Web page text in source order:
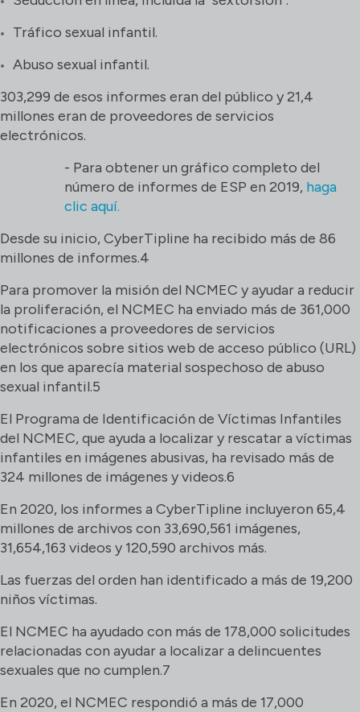
Tráfico sexual infantil.
Abuso sexual infantil.
303,299 de esos informes eran del público y 21,4
millones eran de proveedores de servicios
electrónicos.
- Para obtener un gráfico completo del
número de informes de ESP en 2019, haga
clic aquí.
Desde su inicio, CyberTipline ha recibido más de 86
millones de informes.4
Para promover la misión del NCMEC y ayudar a reducir
la proliferación, el NCMEC ha enviado más de 361,000
notificaciones a proveedores de servicios
electrónicos sobre sitios web de acceso público (URL)
en los que aparecía material sospechoso de abuso
sexual infantil.5
El Programa de Identificación de Víctimas Infantiles
del NCMEC, que ayuda a localizar y rescatar a víctimas
infantiles en imágenes abusivas, ha revisado más de
324 millones de imágenes y videos.6
En 2020, los informes a CyberTipline incluyeron 65,4
millones de archivos con 33,690,561 imágenes,
31,654,163 videos y 120,590 archivos más.
Las fuerzas del orden han identificado a más de 19,200
niños víctimas.
El NCMEC ha ayudado con más de 178,000 solicitudes
relacionadas con ayudar a localizar a delincuentes
sexuales que no cumplen.7
En 2020, el NCMEC respondió a más de 17,000